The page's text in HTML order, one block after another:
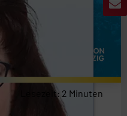
Lesezeit: 2 Minuten